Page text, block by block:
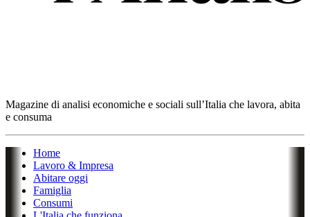
Magazine di analisi economiche e sociali sull’Italia che lavora, abita
e consuma
Home
Lavoro & Impresa
Abitare oggi
Famiglia
Consumi